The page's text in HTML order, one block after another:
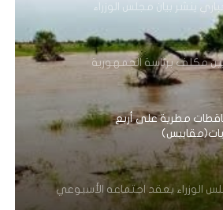
ينشر بيان مجلس الوزراء
مكلف برئاسة الجمهورية
مطرية على أربع
الوزراء يعقد اجتماعه الأسبوعي